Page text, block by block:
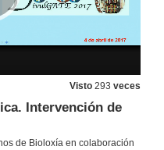
Visto 293 veces
Intervención de
de Bioloxía en colaboración
da segunda xornada
Estratexias de cultivo in vitro de Bryophyllum daigremontianum